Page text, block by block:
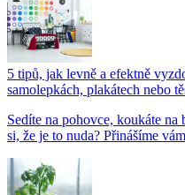
5 tipů, jak levně a efektně
samolepkách, plakátech nebo
Sedíte na pohovce, koukáte
si, že je to nuda? Přinášíme